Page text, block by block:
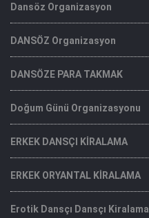
Dansöz Organizasyon
DANSÖZ Organizasyon
DANSÖZE PARA TAKMAK
Doğum Günü Organizasyonu
ERKEK DANSÇI KİRALAMA
ERKEK ORYANTAL KİRALAMA
Erotik Dansçı Dansçı Kiralama